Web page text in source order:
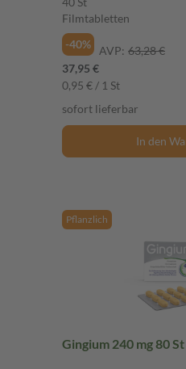
Filmtabletten
-40%
AVP: 63,28 €
37,95 €
0,95 € / 1 St
sofort lieferbar
In den
Pflanzlich
Gingium